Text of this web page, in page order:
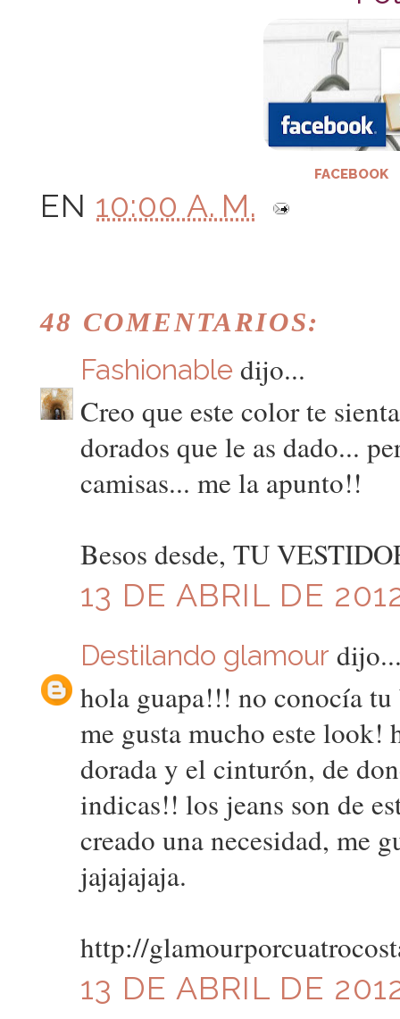
FACEBOOK
EN 10:00 A. M.
48 COMENTARIOS:
Fashionable dijo...
Creo que este color te
dorados que le as dado...
camisas... me la apunto!!
Besos desde, TU
13 DE ABRIL DE
Destilando glamour
hola guapa!!! no conocía
me gusta mucho este look!
dorada y el cinturón, de
indicas!! los jeans son de
creado una necesidad, me
jajajajaja.
http://
13 DE ABRIL DE